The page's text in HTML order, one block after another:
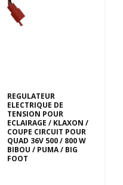
REGULATEUR
ELECTRIQUE DE
TENSION POUR
ECLAIRAGE / KLAXON /
COUPE CIRCUIT POUR
QUAD 36V 500 / 800 W
BIBOU / PUMA / BIG
FOOT